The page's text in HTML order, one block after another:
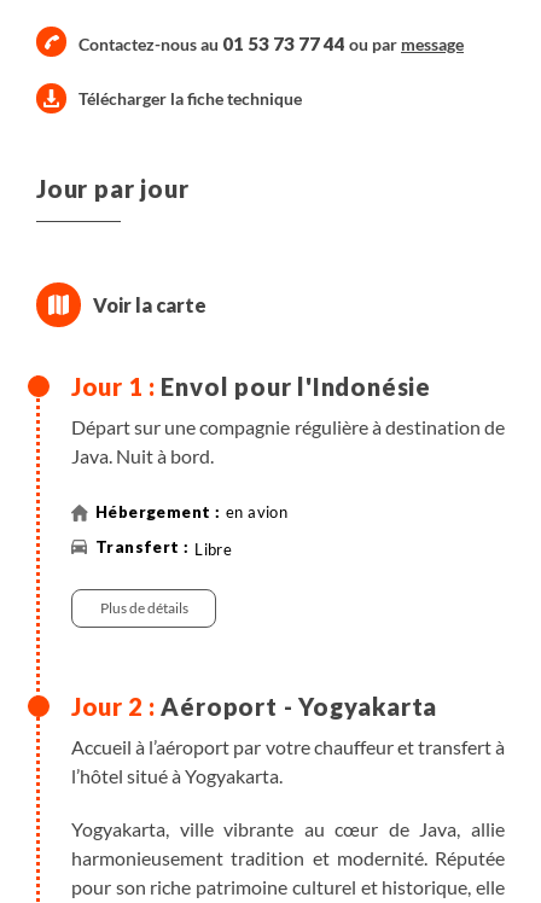
Contactez-nous au 01 53 73 77 44 ou par message
Télécharger la fiche technique
Jour par jour
Envol pour l'Indonésie
Départ sur une compagnie régulière à destination de
Java. Nuit à bord.
en avion
Libre
Plus de détails
Aéroport - Yogyakarta
Accueil à l’aéroport par votre chauffeur et transfert à
l’hôtel situé à Yogyakarta.
Yogyakarta, ville vibrante au cœur de Java, allie
harmonieusement tradition et modernité. Réputée
pour son riche patrimoine culturel et historique, elle